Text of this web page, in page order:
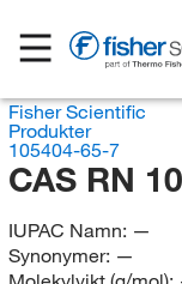
Fisher Scientific
Produkter
105404-65-7
CAS RN
IUPAC Namn: —
Synonymer: —